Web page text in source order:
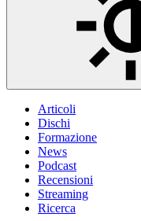
Articoli
Dischi
Formazione
News
Podcast
Recensioni
Streaming
Ricerca